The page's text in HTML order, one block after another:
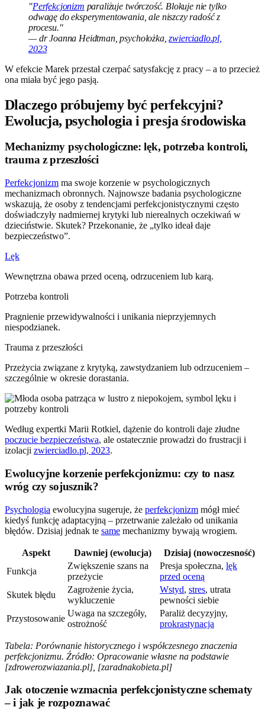
"Perfekcjonizm paraliżuje twórczość. Blokuje nie tylko
odwagę do eksperymentowania, ale niszczy radość z
procesu."
— dr Joanna Heidtman, psycholożka,zwierciadlo.pl,
2023
W efekcie Marek przestał czerpać satysfakcję z pracy – a to przecież
ona miała być jego pasją.
Dlaczego próbujemy być perfekcyjni?
Ewolucja, psychologia i presja środowiska
Mechanizmy psychologiczne: lęk, potrzeba kontroli,
trauma z przeszłości
Perfekcjonizm ma swoje korzenie w psychologicznych
mechanizmach obronnych. Najnowsze badania psychologiczne
wskazują, że osoby z tendencjami perfekcjonistycznymi często
doświadczyły nadmiernej krytyki lub nierealnych oczekiwań w
dzieciństwie. Skutek? Przekonanie, że „tylko ideał daje
bezpieczeństwo”.
Lęk
Wewnętrzna obawa przed oceną, odrzuceniem lub karą.
Potrzeba kontroli
Pragnienie przewidywalności i unikania nieprzyjemnych
niespodzianek.
Trauma z przeszłości
Przeżycia związane z krytyką, zawstydzaniem lub odrzuceniem –
szczególnie w okresie dorastania.
Według expertki Marii Rotkiel, dążenie do kontroli daje złudne
poczucie bezpieczeństwa, ale ostatecznie prowadzi do frustracji i
izolacji zwierciadlo.pl, 2023.
Ewolucyjne korzenie perfekcjonizmu: czy to nasz
wróg czy sojusznik?
Psychologia ewolucyjna sugeruje, że perfekcjonizm mógł mieć
kiedyś funkcję adaptacyjną – przetrwanie zależało od unikania
błędów. Dzisiaj jednak te same mechanizmy bywają wrogiem.
Aspekt Dawniej (ewolucja)
Dzisiaj (nowoczesność)
Funkcja
Zwiększenie szans na
przeżycie
Presja społeczna, lęk
przed oceną
Skutek błędu
Zagrożenie życia,
wykluczenie
Wstyd, stres, utrata
pewności siebie
Przystosowanie
Uwaga na szczegóły,
ostrożność
Paraliż decyzyjny,
prokrastynacja
Tabela: Porównanie historycznego i współczesnego znaczenia
perfekcjonizmu. Źródło: Opracowanie własne na podstawie
[zdrowerozwiazania.pl], [zaradnakobieta.pl]
Jak otoczenie wzmacnia perfekcjonistyczne schematy
– i jak je rozpoznawać